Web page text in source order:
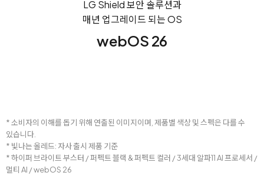
LG Shield 보안 솔루션과
매년 업그레이드 되는 OS
webOS 26
* 소비자의 이해를 돕기 위해 연출된 이미지이며, 제품별 색상 및 스펙은 다를 수
있습니다.
* 빛나는 올레드: 자사 출시 제품 기준
* 하이퍼 브라이트 부스터 / 퍼펙트 블랙 & 퍼펙트 컬러 / 3세대 알파11 AI 프로세서 /
멀티 AI / webOS 26